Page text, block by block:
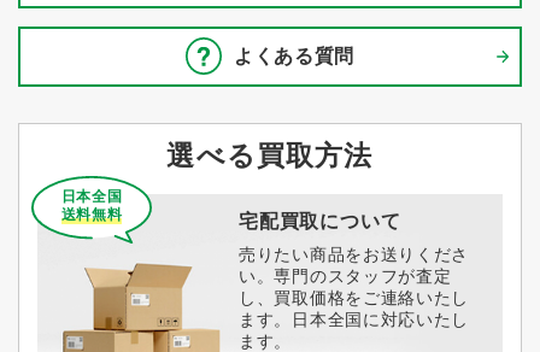
よくある質問
選べる買取方法
宅配買取について
日本全国
送料無料
売りたい商品をお送りくださ
い。専門のスタッフが査定
し、買取価格をご連絡いたし
ます。日本全国に対応いたし
ます。